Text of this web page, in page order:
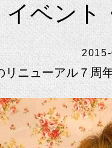
イベント
リニューアル７周